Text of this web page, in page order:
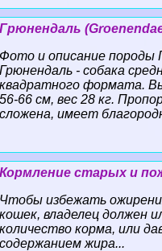
Грюнендаль
Фото и описание породы
Грюнендаль - собака
квадратного формата.
56-66 см, вес 28 кг.
сложена, имеет
Кормление старых и
Чтобы избежать
кошек, владелец должен
количество корма, или
содержанием жира...